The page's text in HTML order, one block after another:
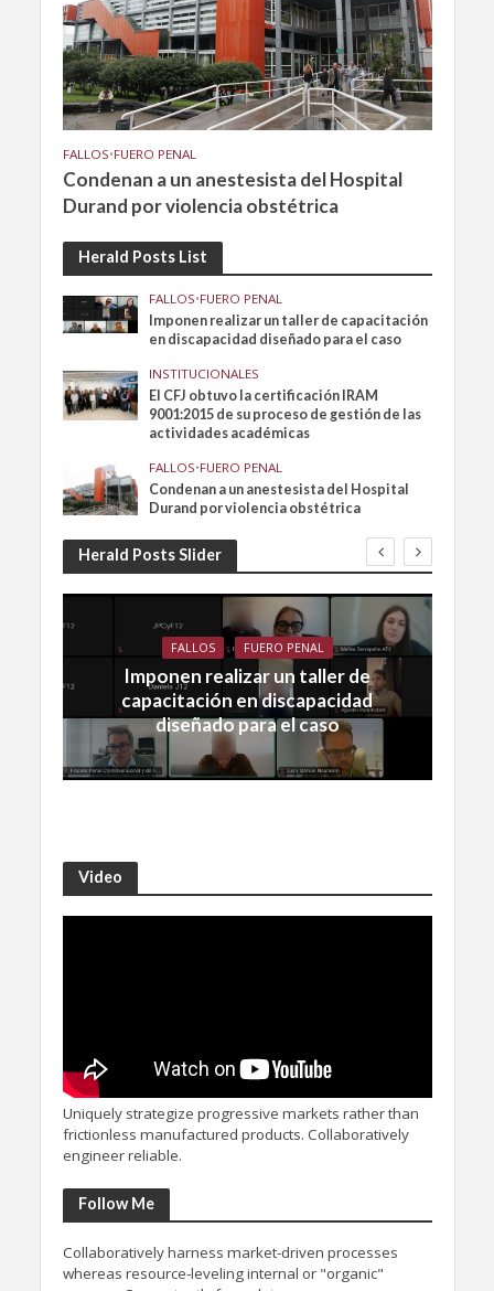
FALLOS•FUERO PENAL
Condenan a un anestesista del Hospital
Durand por violencia obstétrica
Herald Posts List
FALLOS•FUERO PENAL
Imponen realizar un taller de capacitación
en discapacidad diseñado para el caso
INSTITUCIONALES
El CFJ obtuvo la certificación IRAM
9001:2015 de su proceso de gestión de las
actividades académicas
FALLOS•FUERO PENAL
Condenan a un anestesista del Hospital
Durand por violencia obstétrica
Herald Posts Slider
FALLOS FUERO PENAL
Imponen realizar un taller de
capacitación en discapacidad
diseñado para el caso
Video
Uniquely strategize progressive markets rather than
frictionless manufactured products. Collaboratively
engineer reliable.
Follow Me
Collaboratively harness market-driven processes
whereas resource-leveling internal or "organic"